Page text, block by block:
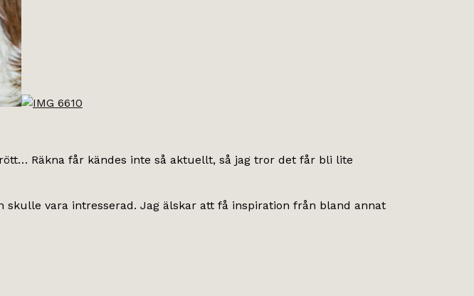
Räkna får kändes inte så aktuellt, så jag tror det får bli lite
vara intresserad. Jag älskar att få inspiration från bland annat